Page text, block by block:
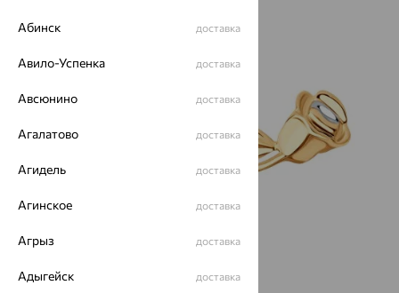
Абинск доставка
Авило-Успенка доставка
Авсюнино доставка
Агалатово доставка
Агидель доставка
Агинское доставка
Агрыз доставка
Адыгейск доставка